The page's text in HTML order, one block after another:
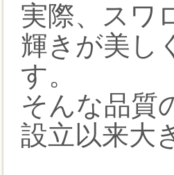
実際、スワ
輝きが美し
す。
そんな品質
設立以来大